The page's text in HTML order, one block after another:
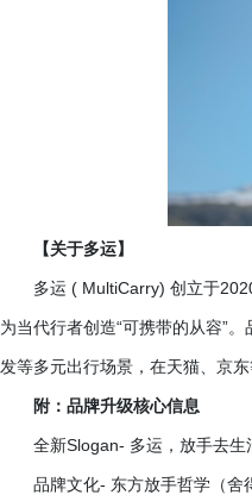
【关于多运】
多运 ( MultiCarry) 创立于
为当代行者创造“可携带的从容”
发等多元出行场景，在天猫、京东
附：品牌升级核心信息
全新Slogan- 多运，放手去生
品牌文化- 东方放手哲学（舍